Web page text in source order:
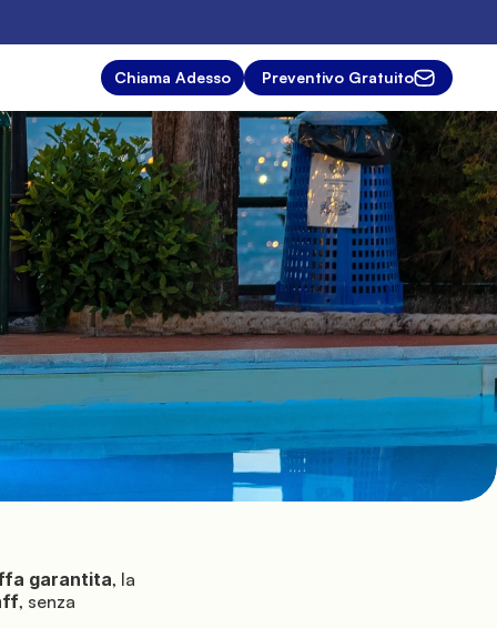
Chiama Adesso Preventivo Gratuito
dal
garantita
, senza